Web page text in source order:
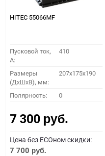
HITEC 55066MF
Пусковой ток,
A:
410
Размеры
(ДхШхВ), мм:
207x175x190
Полярность: 0
7 300 руб.
Цена без ECOном скидки:
7 700 руб.